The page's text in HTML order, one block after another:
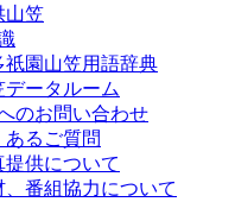
山笠
祇園山笠用語辞典
データルーム
のお問い合わせ
あるご質問
提供について
、番組協力について